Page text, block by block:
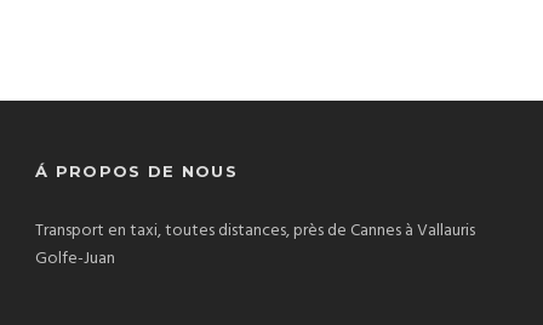
Á PROPOS DE NOUS
Transport en taxi, toutes distances, près de Cannes à Vallauris
Golfe-Juan